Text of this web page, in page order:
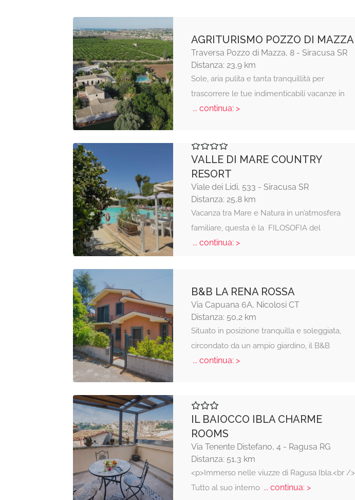
AGRITURISMO POZZO DI MAZZA
Traversa Pozzo di Mazza, 8 - Siracusa SR
Distanza: 23,9 km
Sole, aria pulita e tanta tranquillità per
trascorrere le tue indimenticabili vacanze in
... continua: >
VALLE DI MARE COUNTRY
RESORT
Viale dei Lidi, 533 - Siracusa SR
Distanza: 25,8 km
Vacanza tra Mare e Natura in un’atmosfera
familiare, questa è la FILOSOFIA del
... continua: >
B&B LA RENA ROSSA
Via Capuana 6A, Nicolosi CT
Distanza: 50,2 km
Situato in posizione tranquilla e soleggiata,
circondato da un ampio giardino, il B&B
... continua: >
IL BAIOCCO IBLA CHARME
ROOMS
Via Tenente Distefano, 4 - Ragusa RG
Distanza: 51,3 km
<p>Immerso nelle viuzze di Ragusa Ibla.<br />
Tutto al suo interno... continua: >